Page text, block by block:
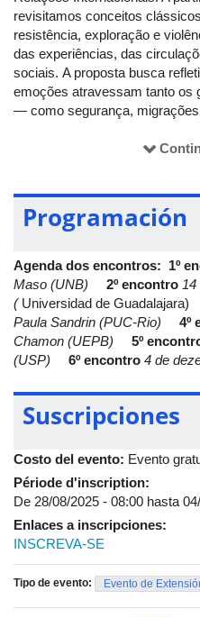
revisitamos conceitos
resistência, exploração e
das experiências, das
sociais. A proposta busca
emoções atravessam tanto os
— como segurança,
sociais e as formas de vida
das análises tradicionais. A
interdisciplinar, voltado a
Internacional e suas
Metodologia:Os encontros
docentes ou pesquisadores
com uma exposição inicial,
previamente indicados.
entre os participantes, com
de aprendizagem
Programación
Agenda dos encontros: 1º
Maso (UNB)
2º encontro 14
(Universidad de Guadalajara)
Paula Sandrin (PUC-Rio)
4º
Chamon (UEPB)
5º
(USP)
6º encontro 4 de
Suscripciones
Costo del evento: Evento
Période d'inscription:
De 28/08/2025 - 08:00 hasta
Enlaces a inscripciones:
INSCREVA-SE
Tipo de evento: Evento de